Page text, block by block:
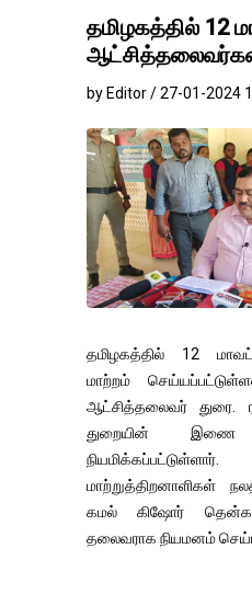
தமிழகத்தில் 12
by Editor / 27-01-2024
தமிழகத்தில் 12
மாற்றம்
ஆட்சித்தலைவர் துரை.
துறையின்
மாற்றுத்திறனாளிகள்
கமல் கிஷோர்
தலைவராக நியமனம்